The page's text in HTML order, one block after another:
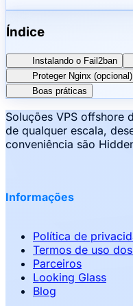
Índice
Instalando o Fail2ban
Proteger Nginx (opcional)
Boas práticas
Soluções VPS offshore
de qualquer escala,
conveniência são
Informações
Política de
Termos de uso
Parceiros
Looking Glass
Blog